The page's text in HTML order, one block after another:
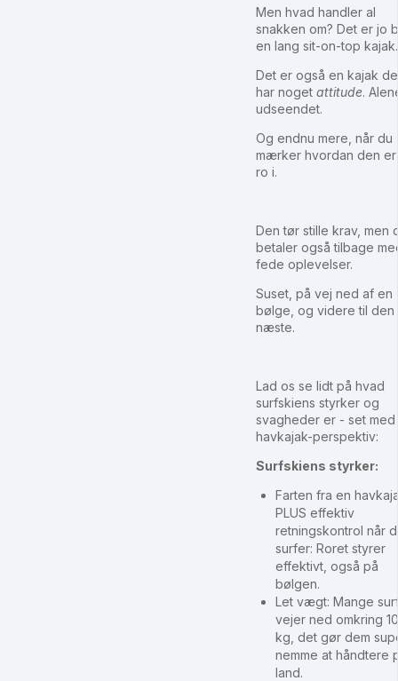
Men hvad handler al
snakken om? Det er jo
en lang sit-on-top
Det er også en kajak
har noget attitude.
udseendet.
Og endnu mere, når du
mærker hvordan den er
ro i.
Den tør stille krav, men
betaler også tilbage
fede oplevelser.
Suset, på vej ned af en
bølge, og videre til den
næste.
Lad os se lidt på hvad
surfskiens styrker og
svagheder er - set med
havkajak-perspektiv:
Surfskiens styrker:
Farten fra en
PLUS effektiv
retningskontrol når
surfer: Roret styrer
effektivt, også på
bølgen.
Let vægt: Mange
vejer ned omkring
kg, det gør dem
nemme at håndtere
land.